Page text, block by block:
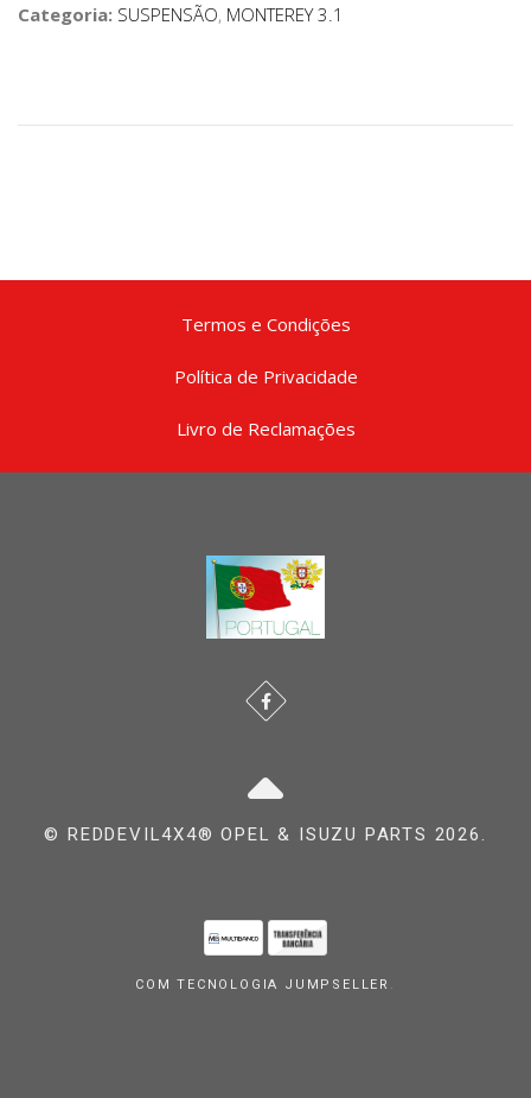
Categoria: SUSPENSÃO, MONTEREY 3.1
Termos e Condições
Política de Privacidade
Livro de Reclamações
© REDDEVIL4X4® OPEL & ISUZU PARTS 2026.
COM TECNOLOGIA JUMPSELLER .